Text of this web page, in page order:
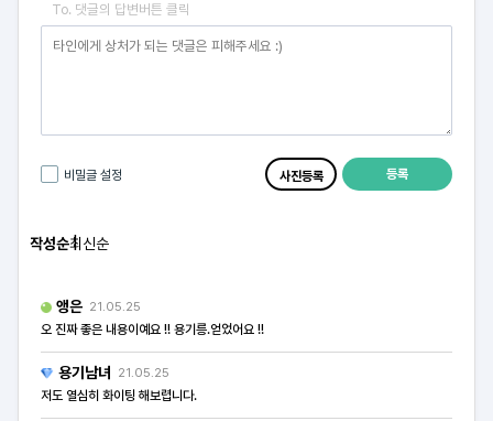
To. 댓글의 답변버튼 클릭
비밀글 설정 사진등록 등록
작성순최신순
앵은 21.05.25
오 진짜 좋은 내용이예요 !! 용기릉.얻었어요 !!
용기남녀
21.05.25
저도 열심히 화이팅 해보렵니다.